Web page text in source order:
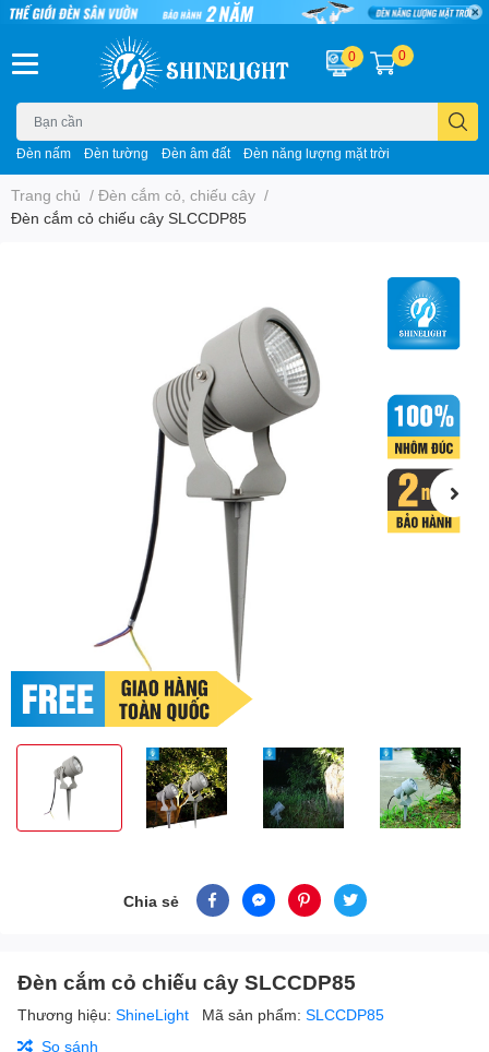
Đèn nấm Đèn tường Đèn âm đất Đèn năng lượng mặt trời
0 0
Trang chủ / Đèn cắm cỏ, chiếu cây /
Đèn cắm cỏ chiếu cây SLCCDP85
Chia sẻ
Đèn cắm cỏ chiếu cây SLCCDP85
Thương hiệu: ShineLight Mã sản phẩm: SLCCDP85
So sánh